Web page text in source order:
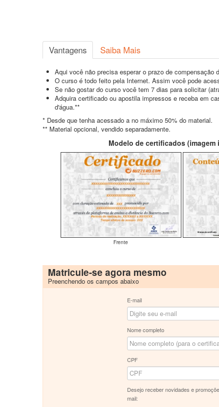
Vantagens Saiba Mais
Aqui você não precisa esperar o prazo de compensação
O curso é todo feito pela Internet. Assim você pode
Se não gostar do curso você tem 7 dias para solicitar
Adquira certificado ou apostila impressos e receba em
d'água.**
* Desde que tenha acessado a no máximo 50% do material.
** Material opcional, vendido separadamente.
Modelo de certificados
Frente
Matricule-se agora mesmo
Preenchendo os campos abaixo
E-mail
Nome completo
CPF
Desejo receber novidades e
mail: